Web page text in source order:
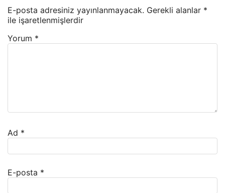
E-posta adresiniz yayınlanmayacak. Gerekli alanlar *
ile işaretlenmişlerdir
Yorum *
Ad *
E-posta *